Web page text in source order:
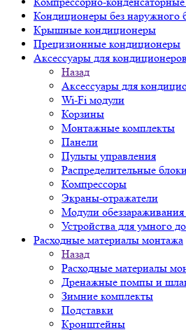
Кондиционеры без наружного
Крышные кондиционеры
Прецизионные кондиционеры
Аксессуары для кондиционеров
Назад
Аксессуары для
Wi-Fi модули
Корзины
Монтажные комплекты
Панели
Пульты управления
Распределительные
Компрессоры
Экраны-отражатели
Модули обеззараживания
Устройства для умного
Расходные материалы монтажа
Назад
Расходные материалы
Дренажные помпы и
Зимние комплекты
Подставки
Кронштейны